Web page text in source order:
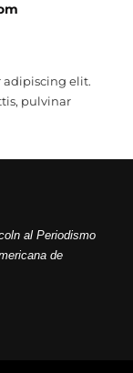
adipiscing elit.
pulvinar
al Periodismo
de